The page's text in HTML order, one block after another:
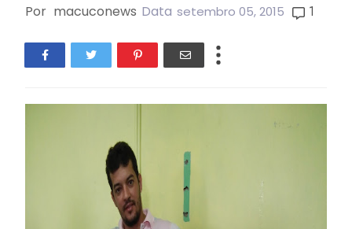
Por macuconews Data setembro 05, 2015 1